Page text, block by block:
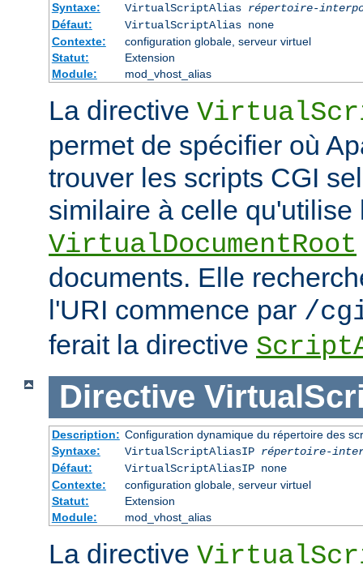
Syntaxe:
VirtualScriptAlias répertoire-
Défaut:
VirtualScriptAlias none
Contexte:
configuration globale, serveur virtuel
Statut:
Extension
Module:
mod_vhost_alias
La directive
permet de spécifier où
trouver les scripts CGI
similaire à celle qu'utilise
VirtualDocumentRoot
documents. Elle
l'URI commence par /
ferait la directive
Directive
Description: Configuration dynamique du répertoire des
Syntaxe:
VirtualScriptAliasIP répertoire-
Défaut:
VirtualScriptAliasIP none
Contexte:
configuration globale, serveur virtuel
Statut:
Extension
Module:
mod_vhost_alias
La directive